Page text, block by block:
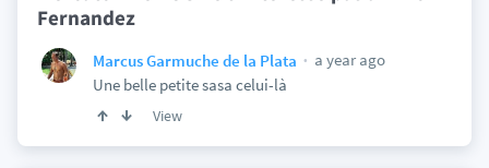
Fernandez
Marcus Garmuche de la Plata
a year ago
Une belle petite sasa celui-là
View